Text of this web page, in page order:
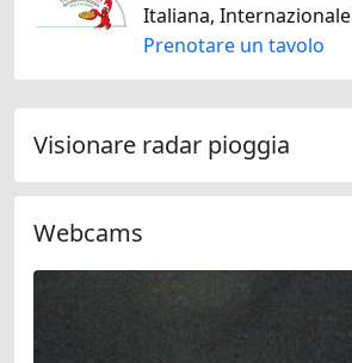
Italiana, Internazionale
Prenotare un tavolo
Visionare radar pioggia
Webcams